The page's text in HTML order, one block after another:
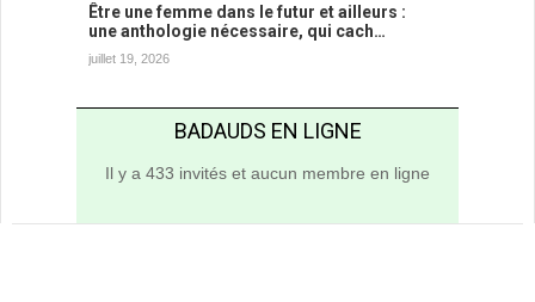
Être une femme dans le futur et ailleurs :
une anthologie nécessaire, qui cach…
juillet 19, 2026
BADAUDS EN LIGNE
Il y a 433 invités et aucun membre en ligne